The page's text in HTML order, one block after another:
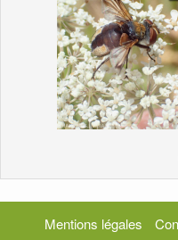
Mentions légales